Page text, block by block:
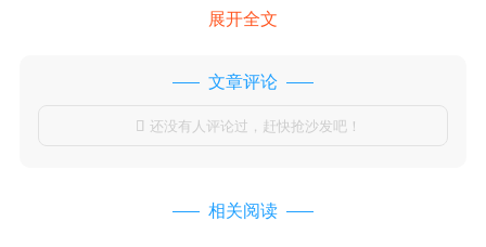
展开全文
文章评论
 还没有人评论过，赶快抢沙发吧！
相关阅读